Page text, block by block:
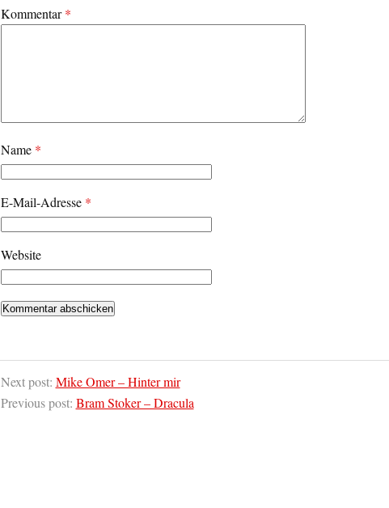
Kommentar*
Name *
E-Mail-Adresse *
Website
Next post: Mike Omer – Hinter mir
Previous post: Bram Stoker – Dracula